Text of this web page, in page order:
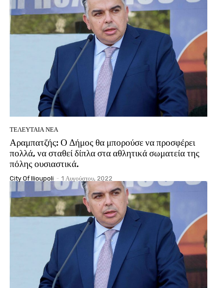
ΤΕΛΕΥΤΑΊΑ ΝΈΑ
Αραμπατζής: Ο Δήμος θα μπορούσε να προσφέρει
πολλά, να σταθεί δίπλα στα αθλητικά σωματεία της
πόλης ουσιαστικά.
City Of Ilioupoli - 1 Αυγούστου, 2022